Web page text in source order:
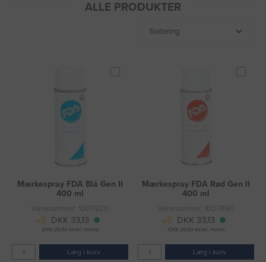
ALLE PRODUKTER
Sortering
Mærkespray FDA Blå Gen II
400 ml
Varenummer: 1007920
DKK 33,13
(DKK 26,50 ekskl. moms)
Læg i kurv
Mærkespray FDA Rød Gen II
400 ml
Varenummer: 1007890
DKK 33,13
(DKK 26,50 ekskl. moms)
Læg i kurv